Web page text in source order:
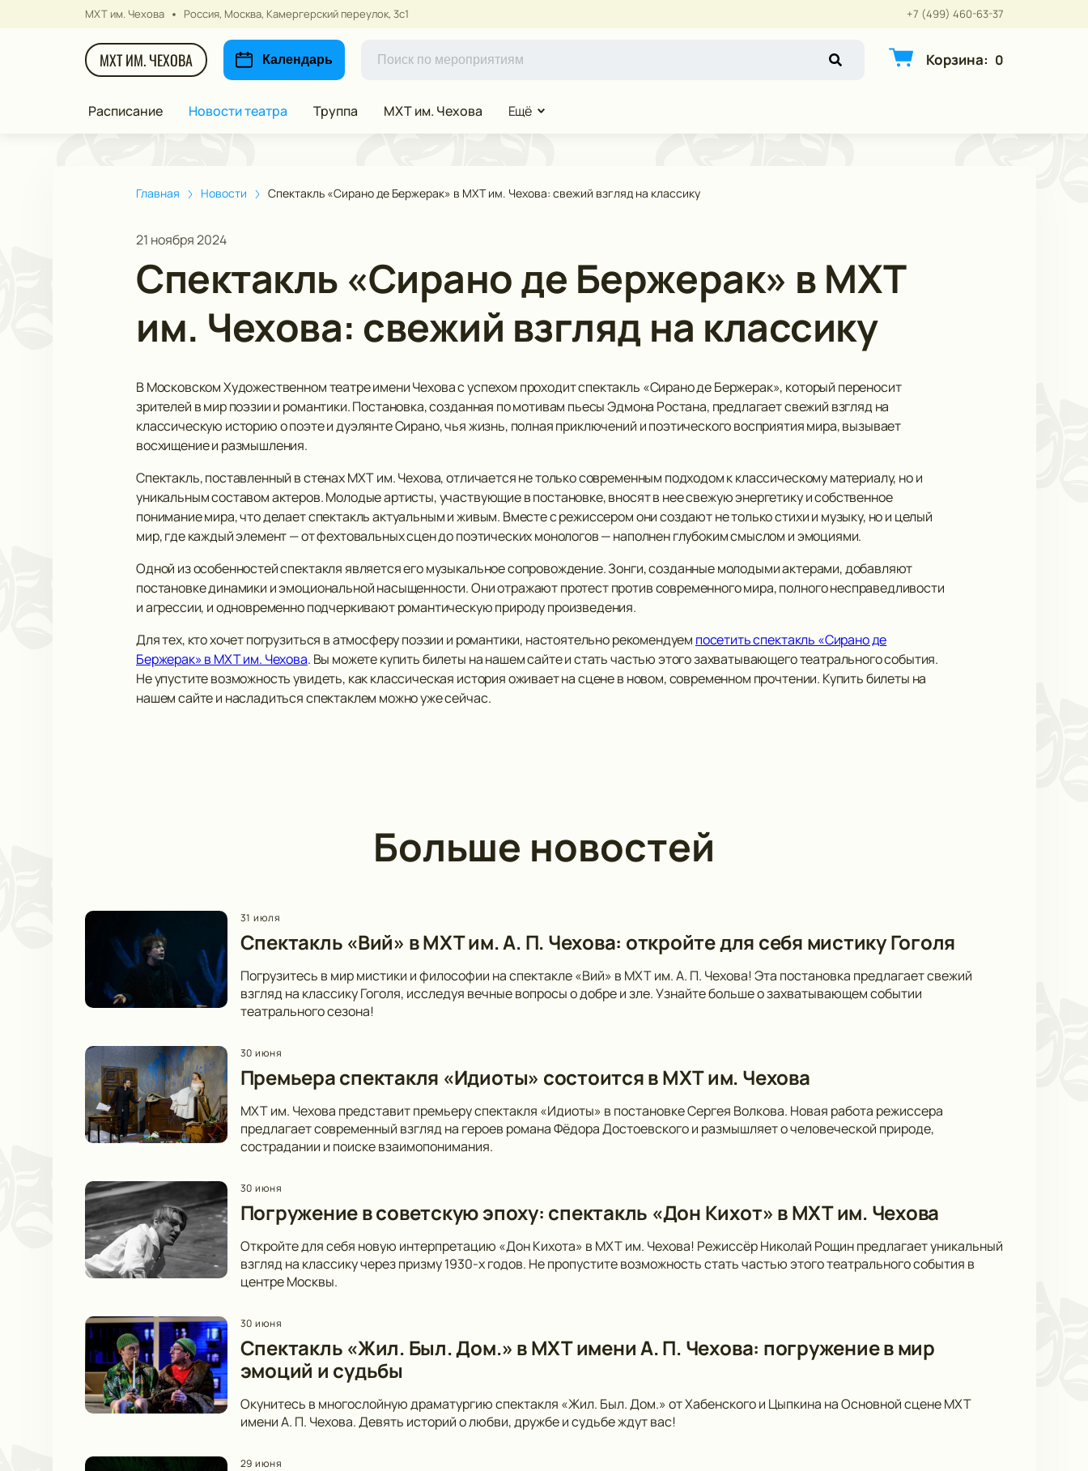
МХТ им. Чехова Россия, Москва, Камергерский переулок, 3с1 +7 (499) 460-63-37
МХТ ИМ. ЧЕХОВА Календарь Корзина: 0
Расписание Новости театра Труппа МХТ им. Чехова Ещё
Главная Новости Спектакль «Сирано де Бержерак» в МХТ им. Чехова: свежий взгляд на классику
21 ноября 2024
Спектакль «Сирано де Бержерак» в МХТ
им. Чехова: свежий взгляд на классику
В Московском Художественном театре имени Чехова с успехом проходит спектакль «Сирано де Бержерак», который переносит
зрителей в мир поэзии и романтики. Постановка, созданная по мотивам пьесы Эдмона Ростана, предлагает свежий взгляд на
классическую историю о поэте и дуэлянте Сирано, чья жизнь, полная приключений и поэтического восприятия мира, вызывает
восхищение и размышления.
Спектакль, поставленный в стенах МХТ им. Чехова, отличается не только современным подходом к классическому материалу, но и
уникальным составом актеров. Молодые артисты, участвующие в постановке, вносят в нее свежую энергетику и собственное
понимание мира, что делает спектакль актуальным и живым. Вместе с режиссером они создают не только стихи и музыку, но и целый
мир, где каждый элемент — от фехтовальных сцен до поэтических монологов — наполнен глубоким смыслом и эмоциями.
Одной из особенностей спектакля является его музыкальное сопровождение. Зонги, созданные молодыми актерами, добавляют
постановке динамики и эмоциональной насыщенности. Они отражают протест против современного мира, полного несправедливости
и агрессии, и одновременно подчеркивают романтическую природу произведения.
Для тех, кто хочет погрузиться в атмосферу поэзии и романтики, настоятельно рекомендуем посетить спектакль «Сирано де
Бержерак» в МХТ им. Чехова. Вы можете купить билеты на нашем сайте и стать частью этого захватывающего театрального события.
Не упустите возможность увидеть, как классическая история оживает на сцене в новом, современном прочтении. Купить билеты на
нашем сайте и насладиться спектаклем можно уже сейчас.
Больше новостей
31 июля
Спектакль «Вий» в МХТ им. А. П. Чехова: откройте для себя мистику Гоголя
Погрузитесь в мир мистики и философии на спектакле «Вий» в МХТ им. А. П. Чехова! Эта постановка предлагает свежий
взгляд на классику Гоголя, исследуя вечные вопросы о добре и зле. Узнайте больше о захватывающем событии
театрального сезона!
30 июня
Премьера спектакля «Идиоты» состоится в МХТ им. Чехова
МХТ им. Чехова представит премьеру спектакля «Идиоты» в постановке Сергея Волкова. Новая работа режиссера
предлагает современный взгляд на героев романа Фёдора Достоевского и размышляет о человеческой природе,
сострадании и поиске взаимопонимания.
30 июня
Погружение в советскую эпоху: спектакль «Дон Кихот» в МХТ им. Чехова
Откройте для себя новую интерпретацию «Дон Кихота» в МХТ им. Чехова! Режиссёр Николай Рощин предлагает уникальный
взгляд на классику через призму 1930-х годов. Не пропустите возможность стать частью этого театрального события в
центре Москвы.
30 июня
Спектакль «Жил. Был. Дом.» в МХТ имени А. П. Чехова: погружение в мир
эмоций и судьбы
Окунитесь в многослойную драматургию спектакля «Жил. Был. Дом.» от Хабенского и Цыпкина на Основной сцене МХТ
имени А. П. Чехова. Девять историй о любви, дружбе и судьбе ждут вас!
29 июня